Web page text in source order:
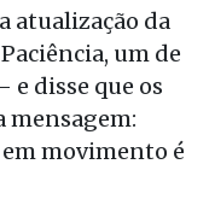
atualização da
um de
e disse que os
mensagem:
em movimento é